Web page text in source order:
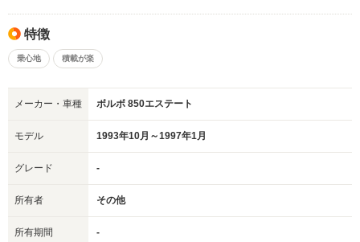
特徴
乗心地 積載が楽
メーカー・車種 ボルボ 850エステート
モデル 1993年10月～1997年1月
グレード -
所有者 その他
所有期間 -